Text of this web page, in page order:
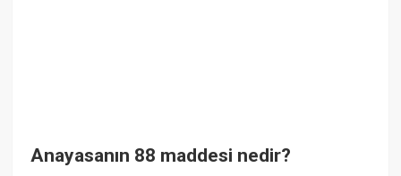
Anayasanın 88 maddesi nedir?